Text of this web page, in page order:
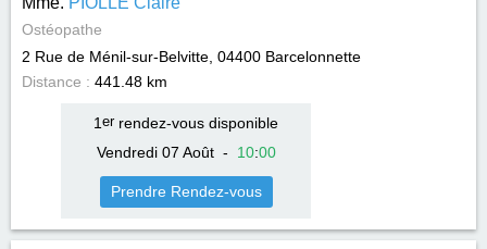
Ostéopathe
2 Rue de Ménil-sur-Belvitte, 04400 Barcelonnette
Distance : 441.48 km
1 errendez-vous disponible
Vendredi 07 Août- 10:00
Prendre Rendez-vous